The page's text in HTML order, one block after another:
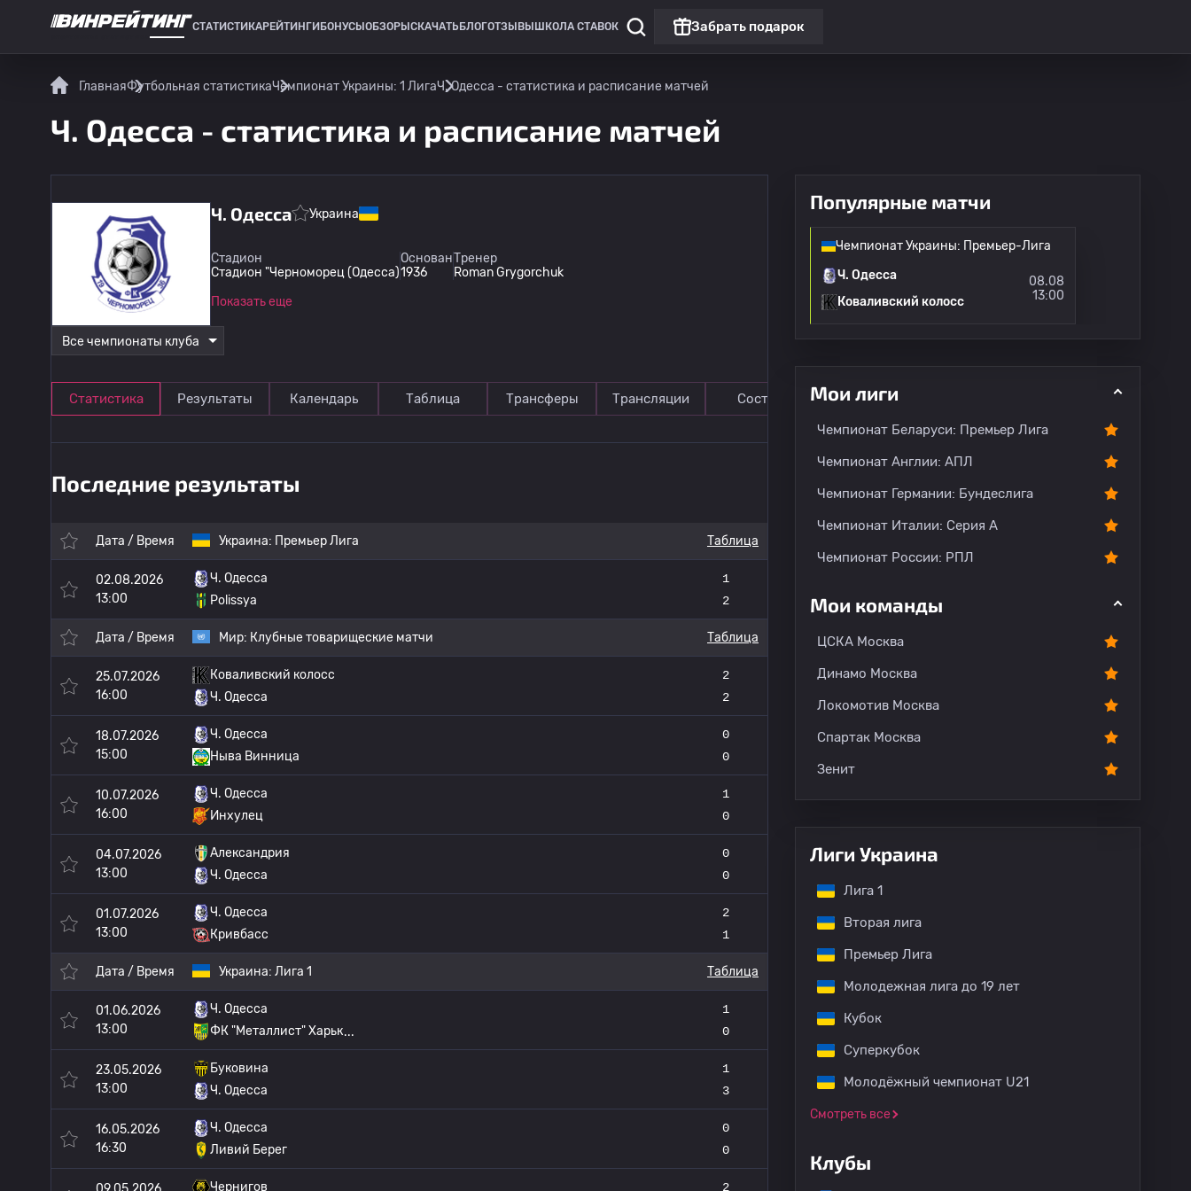
СТАТИСТИКАРЕЙТИНГИ БОНУСЫ ОБЗОРЫ СКАЧАТЬ БЛОГОТЗЫВЫ ШКОЛА СТАВОК Забрать подарок
ГлавнаяФутбольная статистикаЧемпионат Украины: 1 ЛигаЧ. Одесса - статистика и расписание матчей
Ч. Одесса - статистика и расписание матчей
Ч. Одесса Украина
Стадион
Стадион "Черноморец (Одесса)
Основан
1936
Тренер
Roman Grygorchuk
Показать еще
Все чемпионаты клуба
Статистика Результаты Календарь Таблица Трансферы Трансляции Состав О команде
Последние результаты
Дата / Время Украина: Премьер Лига Таблица
02.08.2026
13:00
Ч. Одесса
Polissya
1
2
Дата / Время Мир: Клубные товарищеские матчи Таблица
25.07.2026
16:00
Коваливский колосс
Ч. Одесса
2
2
18.07.2026
15:00
Ч. Одесса
Ныва Винница
0
0
10.07.2026
16:00
Ч. Одесса
Инхулец
1
0
04.07.2026
13:00
Александрия
Ч. Одесса
0
0
01.07.2026
13:00
Ч. Одесса
Кривбасс
2
1
Дата / Время Украина: Лига 1 Таблица
01.06.2026
13:00
Ч. Одесса
ФК "Металлист" Харьк
1
0
23.05.2026
13:00
Буковина
Ч. Одесса
1
3
16.05.2026
16:30
Ч. Одесса
Ливий Берег
0
0
Чернигов
2
Популярные матчи
Чемпионат Украины: Премьер-Лига
Ч. Одесса
Коваливский колосс
08.08
13:00
Мои лиги
Чемпионат Беларуси: Премьер Лига
Чемпионат Англии: АПЛ
Чемпионат Германии: Бундеслига
Чемпионат Италии: Серия А
Чемпионат России: РПЛ
Мои команды
ЦСКА Москва
Динамо Москва
Локомотив Москва
Спартак Москва
Зенит
Лиги Украина
Лига 1
Вторая лига
Премьер Лига
Молодежная лига до 19 лет
Кубок
Суперкубок
Молодёжный чемпионат U21
Смотреть все
Клубы